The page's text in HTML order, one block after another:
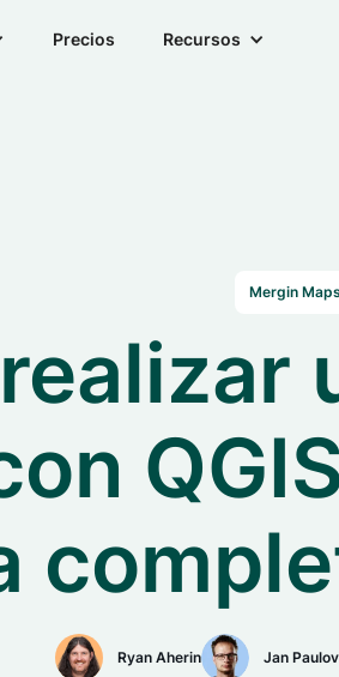
Precios Recursos
Mergin Maps
Ryan Aherin Jan